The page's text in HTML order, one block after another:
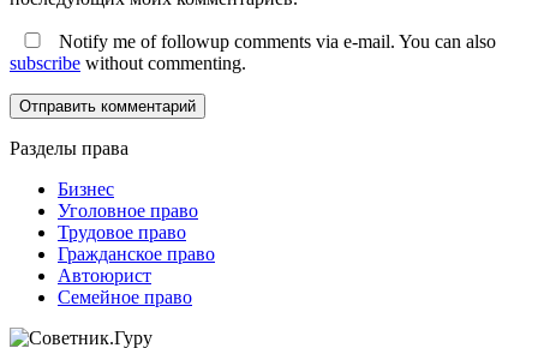
Notify me of followup comments via e-mail. You can also
subscribe without commenting.
Разделы права
Бизнес
Уголовное право
Трудовое право
Гражданское право
Автоюрист
Семейное право